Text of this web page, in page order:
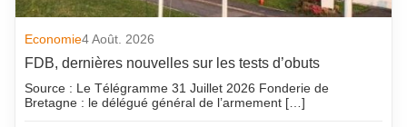
Economie4 Août. 2026
FDB, dernières nouvelles sur les tests d’obuts
Source : Le Télégramme 31 Juillet 2026 Fonderie de
Bretagne : le délégué général de l’armement […]